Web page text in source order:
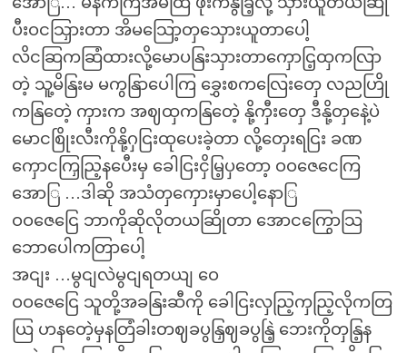
ပီးဝငသြှားတာ အိမသြော့တှသှေားယူတာပေါ့
လိငဆြကဆြံထားလို့မောပနြးသှားတာကှောငြ့ထှကလြာ
တဲ့ သူ့မိနြးမ မကွနြာပေါကြ ခွှေးစကလြေးတှေ လညဟြို
ကနြတေဲ့ ကှားက အဈထှကနြတေဲ့ နို့ကှီးတှေ ဒီနို့တှနေဲ့ပဲ
မောငစြိုးလီးကိုနို့ဂှငြးထုပေးခဲ့တာ လို့တှေးရငြး ခဏ
ကှောငကြှညြ့နပေီးမှ ခေါငြးငှိမြ့ပှတော့ ဝဝဇေငေကြ
အောြ …ဒါဆို အသံတှကှေားမှာပေါ့နောြ
ဝဝဇေငြေ ဘာကိုဆိုလိုတယဆြိုတာ အောငကြွောသြ
ဘောပေါကတြာပေါ့
အငျး …မွငျလဲမွငျရတယျ ဝေ
ဝဝဇေငြေ သူတို့အခနြးဆီကို ခေါငြးလှညြ့ကှညြ့လိုကတြ
ယြ ဟနတေဲ့မှနတြံခါးတဈခပွနြှဈခပွနြဲ့ ဘေးကိုတှနြ့န